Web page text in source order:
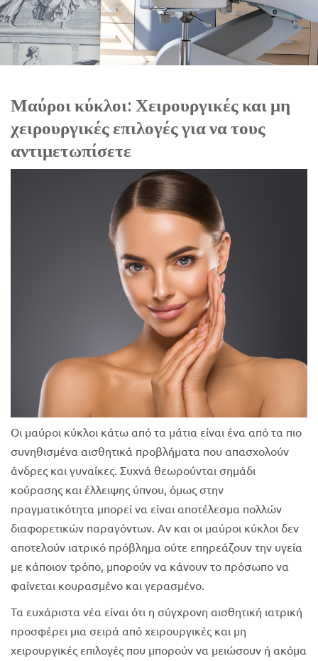
Μαύροι κύκλοι: Χειρουργικές και μη
χειρουργικές επιλογές για να τους
αντιμετωπίσετε
Οι μαύροι κύκλοι κάτω από τα μάτια είναι ένα από τα πιο
συνηθισμένα αισθητικά προβλήματα που απασχολούν
άνδρες και γυναίκες. Συχνά θεωρούνται σημάδι
κούρασης και έλλειψης ύπνου, όμως στην
πραγματικότητα μπορεί να είναι αποτέλεσμα πολλών
διαφορετικών παραγόντων. Αν και οι μαύροι κύκλοι δεν
αποτελούν ιατρικό πρόβλημα ούτε επηρεάζουν την υγεία
με κάποιον τρόπο, μπορούν να κάνουν το πρόσωπο να
φαίνεται κουρασμένο και γερασμένο.
Τα ευχάριστα νέα είναι ότι η σύγχρονη αισθητική ιατρική
προσφέρει μια σειρά από χειρουργικές και μη
χειρουργικές επιλογές που μπορούν να μειώσουν ή ακόμα